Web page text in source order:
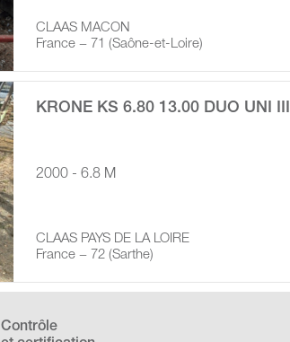
CLAAS MACON
France − 71 (Saône-et-Loire)
KRONE KS 6.80 13.00 DUO UNI III
2000 - 6.8 M
CLAAS PAYS DE LA LOIRE
France − 72 (Sarthe)
Contrôle